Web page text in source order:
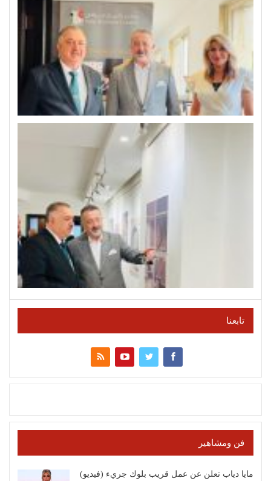
تابعنا
فن ومشاهير
مايا دياب تعلن عن عمل قريب بلوك جريء (فيديو)